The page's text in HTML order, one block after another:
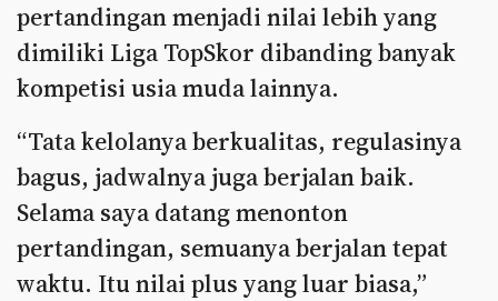
pertandingan menjadi nilai lebih yang
dimiliki Liga TopSkor dibanding banyak
kompetisi usia muda lainnya.
“Tata kelolanya berkualitas, regulasinya
bagus, jadwalnya juga berjalan baik.
Selama saya datang menonton
pertandingan, semuanya berjalan tepat
waktu. Itu nilai plus yang luar biasa,”